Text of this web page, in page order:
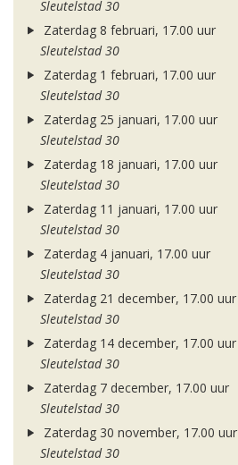
Sleutelstad 30
Zaterdag 8 februari, 17.00 uur
Sleutelstad 30
Zaterdag 1 februari, 17.00 uur
Sleutelstad 30
Zaterdag 25 januari, 17.00 uur
Sleutelstad 30
Zaterdag 18 januari, 17.00 uur
Sleutelstad 30
Zaterdag 11 januari, 17.00 uur
Sleutelstad 30
Zaterdag 4 januari, 17.00 uur
Sleutelstad 30
Zaterdag 21 december, 17.00 uur
Sleutelstad 30
Zaterdag 14 december, 17.00 uur
Sleutelstad 30
Zaterdag 7 december, 17.00 uur
Sleutelstad 30
Zaterdag 30 november, 17.00 uur
Sleutelstad 30